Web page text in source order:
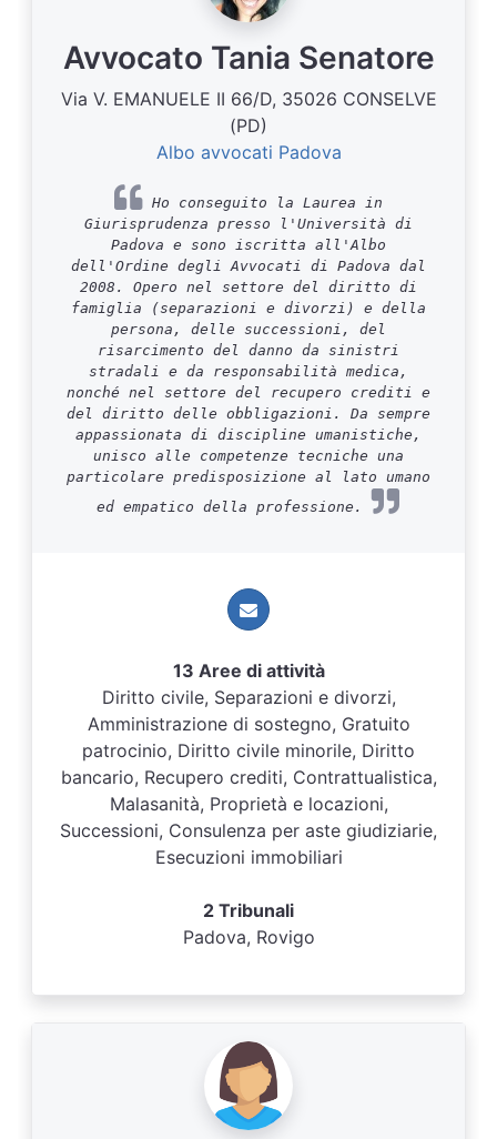
Avvocato Tania Senatore
Via V. EMANUELE II 66/D, 35026 CONSELVE
(PD)
Albo avvocati Padova
Ho conseguito la Laurea in
Giurisprudenza presso l'Università di
Padova e sono iscritta all'Albo
dell'Ordine degli Avvocati di Padova dal
2008. Opero nel settore del diritto di
famiglia (separazioni e divorzi) e della
persona, delle successioni, del
risarcimento del danno da sinistri
stradali e da responsabilità medica,
nonché nel settore del recupero crediti e
del diritto delle obbligazioni. Da sempre
appassionata di discipline umanistiche,
unisco alle competenze tecniche una
particolare predisposizione al lato umano
ed empatico della professione.
13 Aree di attività
Diritto civile, Separazioni e divorzi,
Amministrazione di sostegno, Gratuito
patrocinio, Diritto civile minorile, Diritto
bancario, Recupero crediti, Contrattualistica,
Malasanità, Proprietà e locazioni,
Successioni, Consulenza per aste giudiziarie,
Esecuzioni immobiliari
2 Tribunali
Padova, Rovigo